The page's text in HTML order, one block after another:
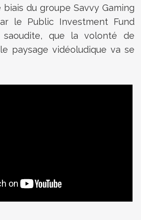
du groupe Savvy Gaming
le Public Investment Fund
saoudite, que la volonté de
paysage vidéoludique va se